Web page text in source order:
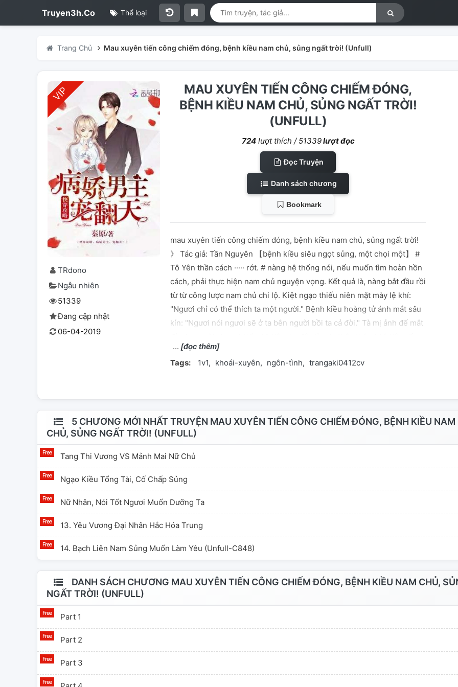
Truyen3h.Co Thể loại
Trang Chủ Mau xuyên tiến công chiếm đóng, bệnh kiều nam chủ, sủng ngất trời! (Unfull)
TRdono
Ngẫu nhiên
51339
Đang cập nhật
06-04-2019
MAU XUYÊN TIẾN CÔNG CHIẾM ĐÓNG,
BỆNH KIỀU NAM CHỦ, SỦNG NGẤT TRỜI!
(UNFULL)
724lượt thích / 51339lượt đọc
Đọc Truyện
Danh sách chương
Bookmark
mau xuyên tiến công chiếm đóng, bệnh kiều nam chủ, sủng ngất trời!
》 Tác giả: Tần Nguyên 【bệnh kiều siêu ngọt sủng, một chọi một】 #
Tô Yên thần cách ····· rớt. # nàng hệ thống nói, nếu muốn tìm hoàn hồn
cách, phải thực hiện nam chủ nguyện vọng. Kết quả là, nàng bắt đầu rồi
từ từ công lược nam chủ chi lộ. Kiệt ngạo thiếu niên mặt mày lệ khí:
"Ngươi chỉ có thể thích ta một người." Bệnh kiều hoàng tử ánh mắt sâu
kín: "Ngươi nói ngươi sẽ ở ta bên người bồi ta cả đời." Tà mị ảnh đế mắt
rắm, nàng chỉ là muốn tìm về chính mình thần cách mà thôi, như thế
nào còn cấp quấn lên? ···· nhìn trước mặt nam nhân tầm mắt không
hống: "Hảo hảo hảo, đều nghe ngươi, ta trước đem này huyết sát sát,
đừng dọa người khác??"
[đọc thêm]
Tags: 1v1 khoái-xuyên ngôn-tình trangaki0412cv
5 CHƯƠNG MỚI NHẤT TRUYỆN MAU XUYÊN TIẾN CÔNG CHIẾM ĐÓNG, BỆNH KIỀU NAM
CHỦ, SỦNG NGẤT TRỜI! (UNFULL)
Tang Thi Vương VS Mảnh Mai Nữ Chủ
Ngạo Kiều Tổng Tài, Cố Chấp Sủng
Nữ Nhân, Nói Tốt Ngươi Muốn Dưỡng Ta
13. Yêu Vương Đại Nhân Hắc Hóa Trung
14. Bạch Liên Nam Sủng Muốn Làm Yêu (Unfull-C848)
DANH SÁCH CHƯƠNG MAU XUYÊN TIẾN CÔNG CHIẾM ĐÓNG, BỆNH KIỀU NAM CHỦ,
NGẤT TRỜI! (UNFULL)
Part 1
Part 2
Part 3